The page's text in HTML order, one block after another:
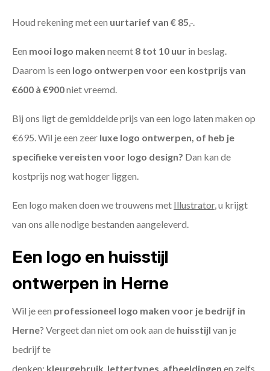
Houd rekening met een uurtarief van € 85,-.
Een mooi logo maken neemt 8 tot 10 uur in beslag.
Daarom is een logo ontwerpen voor een kostprijs van
€600 à €900niet vreemd.
Bij ons ligt de gemiddelde prijs van een logo laten maken op
€695. Wil je een zeer luxe logo ontwerpen, of heb je
specifieke vereisten voor logo design? Dan kan de
kostprijs nog wat hoger liggen.
Een logo maken doen we trouwens met Illustrator, u krijgt
van ons alle nodige bestanden aangeleverd.
Een logo en huisstijl
ontwerpen in Herne
Wil je een professioneel logo maken voor je bedrijf in
Herne? Vergeet dan niet om ook aan de huisstijl van je
bedrijf te
denken: kleurgebruik lettertypes afbeeldingen en zelfs